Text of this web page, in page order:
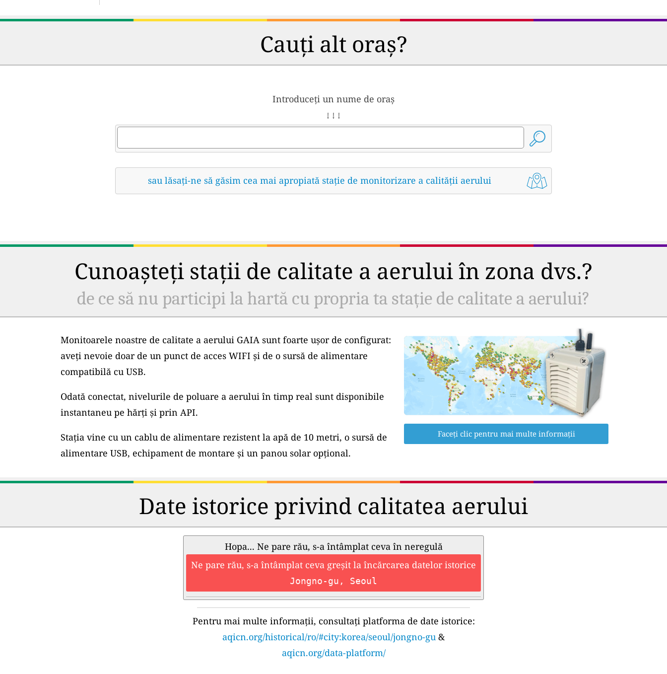
Cauți alt oraș?
Introduceți un nume de oraș
↓ ↓ ↓
sau lăsați-ne să găsim cea mai apropiată stație de monitorizare a calității aerului
Cunoașteți stații de calitate a aerului în zona dvs.?
de ce să nu participi la hartă cu propria ta stație de calitate a aerului?
Monitoarele noastre de calitate a aerului GAIA sunt foarte ușor de configurat:
aveți nevoie doar de un punct de acces WIFI și de o sursă de alimentare
compatibilă cu USB.
Odată conectat, nivelurile de poluare a aerului în timp real sunt disponibile
instantaneu pe hărți și prin API.
Stația vine cu un cablu de alimentare rezistent la apă de 10 metri, o sursă de
alimentare USB, echipament de montare și un panou solar opțional.
Faceți clic pentru mai multe informații
Date istorice privind calitatea aerului
Hopa... Ne pare rău, s-a întâmplat ceva în neregulă
Ne pare rău, s-a întâmplat ceva greșit la încărcarea datelor istorice
Jongno-gu, Seoul
Pentru mai multe informații, consultați platforma de date istorice:
aqicn.org/historical/ro/#city:korea/seoul/jongno-gu &
aqicn.org/data-platform/